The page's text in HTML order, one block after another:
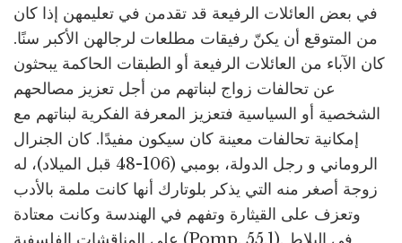
في بعض العائلات الرفيعة قد تقدمن في تعليمهن إذا كان
من المتوقع أن يكنّ رفيقات مطلعات لرجالهن الأكبر سنًا.
كان الآباء من العائلات الرفيعة أو الطبقات الحاكمة يبحثون
عن تحالفات زواج لبناتهم من أجل تعزيز مصالحهم
الشخصية أو السياسية فتعزيز المعرفة الفكرية لبناتهم مع
إمكانية تحالفات معينة كان سيكون مفيدًا. كان الجنرال
الروماني و رجل الدولة، بومبي (106-48 قبل الميلاد)، له
زوجة أصغر منه التي يذكر بلوتارك أنها كانت ملمة بالأدب
وتعزف على القيثارة وتفهم في الهندسة وكانت معتادة